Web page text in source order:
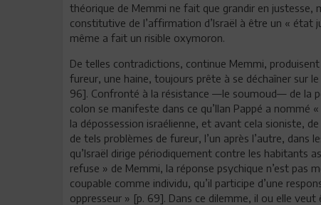
théorique de Memmi ne fait que grandir en
constitutive de l’affirmation d’Israël à être un «
même a fait un risible oxymoron.
De telles contradictions, continue Memmi,
fureur, une haine, toujours prête à se déchaîner sur
96]. Confronté à la résistance —le soumoud— de la
colon se manifeste dans ce qu’Ilan Pappé a
la dépossession israélienne, et avant cela sioniste,
de tels problèmes de fureur, l’un après l’autre, dans
qu’Israël dirige périodiquement contre les habitants
refuse » de Memmi, la réponse psychique n’est pas
coupable comme individu, qu’il participe d’une
oppresseur » [p. 69]. Dans ce dilemme, il ou elle